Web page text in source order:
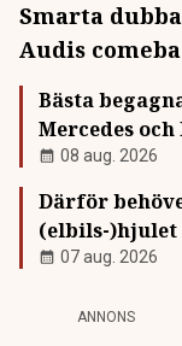
Smarta
Audis
Bästa
Mercedes och
08 aug. 2026
Därför
(elbils-)hjulet
07 aug. 2026
ANNONS